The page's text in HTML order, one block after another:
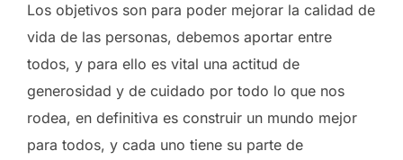
Los objetivos son para poder mejorar la calidad de
vida de las personas, debemos aportar entre
todos, y para ello es vital una actitud de
generosidad y de cuidado por todo lo que nos
rodea, en definitiva es construir un mundo mejor
para todos, y cada uno tiene su parte de